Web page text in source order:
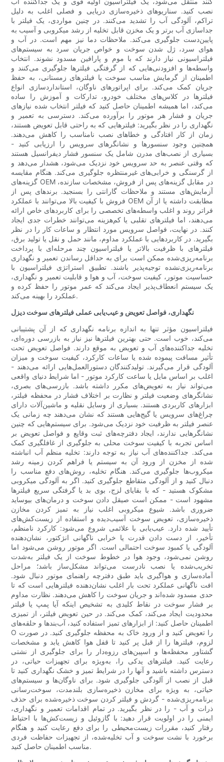
نصب کنید. سناریوهای ذخیره‌سازی دریایی و فصلی اغلب به دلیل
تراکم، آلودگی آب را تشدید می‌کنند. در چنین مواردی، یک فیلتر با
جداسازی آب برتر و یک مخزن قابل تخلیه از رشد میکروبی و آسیب به
پایین‌دست جلوگیری می‌کند. ملاحظات دما نیز مهم است. در آب و
هوای سرد، ژل شدن سوخت و خواص جریان سرد به سیستم‌های
فیلتراسیونی نیاز دارند که با موم و پارافین مسدود نشوند. انتخاب
واسطه‌ها و افزودنی‌هایی که از گرفتگی فیلترها جلوگیری می‌کنند و
اطمینان از گرمایش مناسب سوخت یا فیلترهای زمستانی، به حفظ
جریان کمک می‌کند. برای اپراتورهای ناوگان، استانداردسازی انواع
فیلترها در کلاس‌های مختلف خودرو، تدارکات و آموزش را ساده
می‌کند، اما همیشه اطمینان حاصل کنید که فیلتر انتخاب شده نیازهای
جریان و فشار هر موتور را برآورده می‌کند. دسترسی به تعمیر و
نگهداری را در نظر بگیرید: فیلترهایی که به راحتی قابل تعویض هستند،
زمان از کار افتادگی و خطاهای نصب نامناسب را کاهش می‌دهند.
همچنین وجود سنسورها و نشانگرهای سرویس را ارزیابی کنید -
بسیاری از نصب‌های مدرن شامل یک سنسور فشار دیفرانسیل هستند
که وقتی عنصر به حد سرویس خود نزدیک می‌شود، هشدار می‌دهد و
از گرسنگی و خرابی‌های غیرمنتظره جلوگیری می‌کند. هنگام مقایسه
گزینه‌های OEM در مقابل گزینه‌های پس از فروش، مشخصات سازنده،
آزمایش‌های مستند و ملاحظات گارانتی را بسنجید. برندهای پس از
فروش با کیفیت بالا می‌توانند با عملکرد OEM مطابقت داشته یا از آن
فراتر روند و اغلب واسطه‌های تخصصی را برای کاربردهای خاص ارائه
می‌دهند، اما فیلترهای تقلبی یا کم‌هزینه می‌توانند خطرات جدی ایجاد
کنند. در نهایت، فواصل سرویس مورد انتظار و ساعات کار را در نظر
بگیرید. در کاربردهایی با عملکرد مداوم، مانند حمل و نقل یا تولید برق،
فیلترهای با ظرفیت بالاتر یا فیلتراسیون چند مرحله‌ای با پرداخت
برنامه‌ریزی‌شده ممکن است برای به حداقل رساندن تعمیر و نگهداری
برنامه‌ریزی‌نشده توجیه‌پذیر باشند. تطبیق استراتژی فیلتراسیون با
حساسیت موتور، کیفیت سوخت، آب و هوا و قابلیت تعمیر و نگهداری،
یک سیستم انعطاف‌پذیر ایجاد می‌کند که عمر موتور را حفظ کرده و
عملکرد را بهینه می‌کند.
نگهداری، فواصل تعویض و عیب‌یابی عملی فیلترهای سوخت دیزل
فیلتراسیون مؤثر تنها به اندازه برنامه نگهداری که از آن پشتیبانی
می‌کند، خوب است. حتی بهترین فیلترها نیز نیاز به بازرسی دوره‌ای،
تخلیه جداکننده‌های آب و تعویض به موقع دارند. فواصل تعویض تحت
تأثیر مسافت پیموده شده یا ساعات کارکرد، کیفیت سوخت و میزان
آلودگی قرار می‌گیرند. تولیدکنندگان دستورالعمل‌هایی ارائه می‌دهند -
اغلب بر اساس مایل یا ساعت کارکرد موتور - اما شرایط دنیای واقعی
می‌تواند نیاز به تعویض‌های مکرر داشته باشد. بازرسی‌های بصری،
نشانگرهای وضعیت فیلتر و نظارت بر اختلاف فشار در محفظه فیلتر،
ابزارهای کاربردی هستند. بسیاری از وسایل نقلیه و ماشین‌آلات دارای
چراغ‌های سرویس یا گیج‌هایی هستند که نشان می‌دهند چه زمانی یک
عنصر فیلتر به ظرفیت خود نزدیک می‌شود. برای سیستم‌هایی که چنین
نشانگرهایی ندارند، ایجاد دفترچه‌های ثبت وقایع و فواصل تعویض بر
اساس تجربه با کیفیت سوخت محلی به جلوگیری از غافلگیری کمک
می‌کند. جداکننده‌های آب نیاز به توجه دارند: تخلیه منظم آب انباشته
شده از مخزن از ورود آن به سیستم یا فراهم کردن زمینه رشد
میکروب‌ها جلوگیری می‌کند. هنگام تخلیه، روش‌های دفع مناسب را
دنبال کنید و از آلودگی متقاطع جلوگیری کنید. اگر به آلودگی میکروبی
مشکوک هستید - که با بقایای لزج، بوی بد یا گرفتگی سریع فیلترها
مشهود است - ممکن است صیقل دادن سوخت و درمان‌های بیوساید
ضروری باشد. شیوع میکروبی اغلب نیاز به تمیز کردن مخازن
ذخیره‌سازی، تعویض سوخت آسیب‌دیده و استفاده از زیست‌کش‌های
تأیید شده دارد. عیب‌یابی با علائمی شروع می‌شود: کارکرد نامنظم،
تأخیر، از دست دادن قدرت یا خرابی ناگهانی انژکتور، نشان‌دهنده
آلودگی یا کمبود سوخت احتمالی است. اگر موتور روشن می‌شود اما
روشن نمی‌شود، وجود هوا در خطوط سوخت از یک فیلتر به‌شدت
تخریب‌شده یا نصب نادرست می‌تواند مشکل‌ساز باشد؛ مراحل
آماده‌سازی و هواگیری باید طبق دفترچه راهنمای موتور دنبال شود.
افت ناگهانی عملکرد تحت بار اغلب نشان‌دهنده فیلترهایی است که تا
حدی مسدود شده‌اند و جریان سوخت را کاهش می‌دهند. نظارت مداوم
بر فشار سوخت در نقاط کلیدی به تشخیص اینکه آیا پمپ یا فیلتر
محدودیت ایجاد می‌کند، کمک می‌کند. در حین تعویض فیلتر، از تمیزی
اطمینان حاصل کنید: از ابزارهای تمیز استفاده کنید، آب‌بندها و حلقه‌های
O را تعویض کنید و از ورود خاک به محفظه جلوگیری کنید. در صورت
لزوم، فیلترها را از قبل پر کنید تا قفل هوا کاهش یابد و مشخصات
گشتاور محفظه‌ها و اسپین‌های رزوه‌دار را برای جلوگیری از نشتی
رعایت کنید. فیلترهای یدکی را، به‌ویژه برای تجهیزات حیاتی، در
دسترس داشته باشید و آنها را در شرایط تمیز و خشک نگهداری کنید تا
قبل از نصب از آلودگی جلوگیری شود. برای ناوگان‌ها و سیستم‌های
حیاتی، به ویژه برای مخازن ذخیره‌سازی بلندمدت، سوخت‌رسانی
برنامه‌ریزی‌شده - گردش و فیلتر کردن سوخت ذخیره‌شده برای حذف
ذرات و آب - را در نظر بگیرید. در تمام اقدامات تعمیر و نگهداری،
ایمنی را در اولویت قرار دهید: با گازوئیل و زیست‌کش‌ها با احتیاط
رفتار کنید، مقررات زیست‌محیطی را برای دفع رعایت کنید و هنگام
برخورد با نشت سوخت و آب تخلیه‌شده، از تجهیزات حفاظت فردی
مناسب اطمینان حاصل کنید.